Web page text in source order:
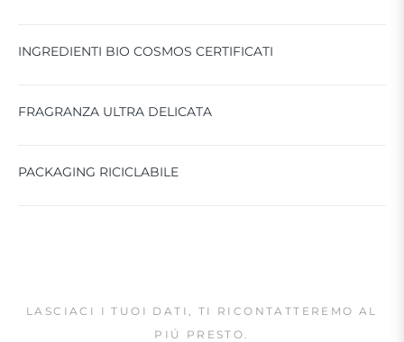
NON CONTIENE AMMONIACA
NON CONTIENE SILICONI
INGREDIENTI BIO COSMOS CERTIFICATI
FRAGRANZA ULTRA DELICATA
PACKAGING RICICLABILE
LASCIACI I TUOI DATI, TI RICONTATTEREMO AL
PIÚ PRESTO.